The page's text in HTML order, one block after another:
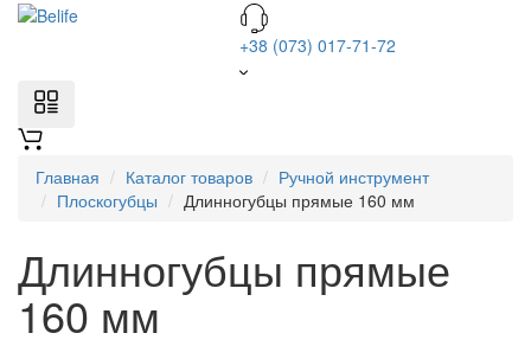
+38 (073) 017-71-72
Главная Каталог товаров
Ручной инструмент
Плоскогубцы
Длинногубцы прямые 160 мм
Длинногубцы прямые
160 мм